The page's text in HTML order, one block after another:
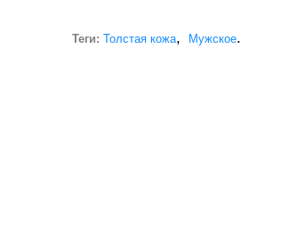
Теги: Толстая кожа, Мужское.